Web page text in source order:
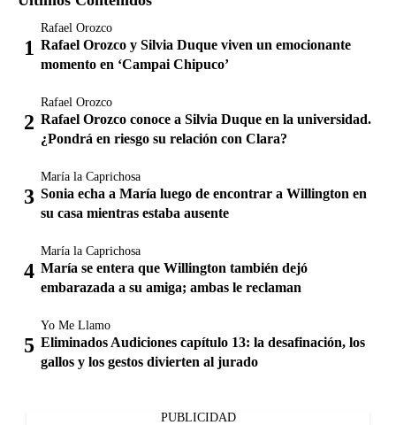
Rafael Orozco
Rafael Orozco y Silvia Duque viven un emocionante
momento en ‘Campai Chipuco’
Rafael Orozco
Rafael Orozco conoce a Silvia Duque en la universidad.
¿Pondrá en riesgo su relación con Clara?
María la Caprichosa
Sonia echa a María luego de encontrar a Willington en
su casa mientras estaba ausente
María la Caprichosa
María se entera que Willington también dejó
embarazada a su amiga; ambas le reclaman
Yo Me Llamo
Eliminados Audiciones capítulo 13: la desafinación, los
gallos y los gestos divierten al jurado
PUBLICIDAD